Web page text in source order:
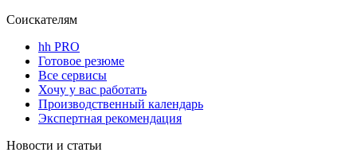
Соискателям
hh PRO
Готовое резюме
Все сервисы
Хочу у вас работать
Производственный календарь
Экспертная рекомендация
Новости и статьи